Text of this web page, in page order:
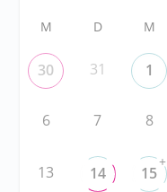
M D M
30 31 1
6 7 8
13 14 15
+